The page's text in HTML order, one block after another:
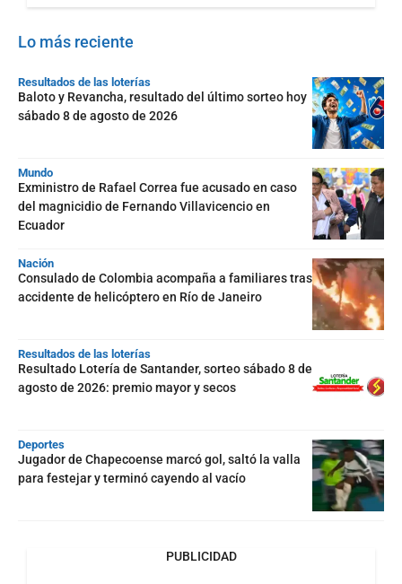
Lo más reciente
Resultados de las loterías
Baloto y Revancha, resultado del último sorteo hoy
sábado 8 de agosto de 2026
Mundo
Exministro de Rafael Correa fue acusado en caso
del magnicidio de Fernando Villavicencio en
Ecuador
Nación
Consulado de Colombia acompaña a familiares tras
accidente de helicóptero en Río de Janeiro
Resultados de las loterías
Resultado Lotería de Santander, sorteo sábado 8 de
agosto de 2026: premio mayor y secos
Deportes
Jugador de Chapecoense marcó gol, saltó la valla
para festejar y terminó cayendo al vacío
PUBLICIDAD